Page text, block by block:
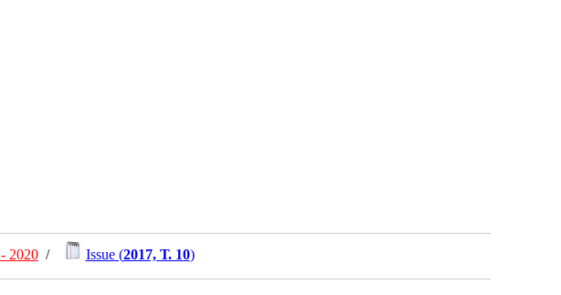
- 2020/ Issue (2017, Т. 10)